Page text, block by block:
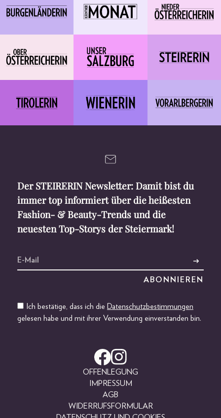
Der STEIRERIN Newsletter: Damit bist du
immer top informiert über die heißesten
Fashion- & Beauty-Trends und die
neuesten Top-Storys der Steiermark!
Ich bestätige, dass ich die Datenschutzbestimmungen
gelesen habe und mit ihrer Verwendung einverstanden bin.
OFFENLEGUNG
IMPRESSUM
AGB
WIDERRUFSFORMULAR